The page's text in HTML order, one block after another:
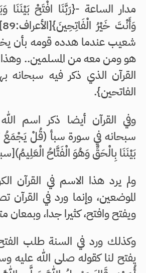
مدار الساعة -{رَبَّنَا افْتَحْ بَيْنَنَا
شعيب عندما هدده قومه بأن
هو ومن معه من المسلمين.. وهذا
القرآن الذي ذكر فيه سبحانه
الفاتحين}.
وفي القرآن أيضا ذكر اسم
سبحانه في سورة سبأ (قُلْ يَجْمَعُ
بَيْنَنَا بِالْحَقِّ وَهُوَ الْفَتَّاحُ
ولم يرد هذا الاسم في القرآن
الموضعين، وإنما ورد في
ويفتح وافتح، كثيرا جدا، وبمعان
وكذلك ورد في السنة طلب
يفتح لنا كقوله صلى الله عليه